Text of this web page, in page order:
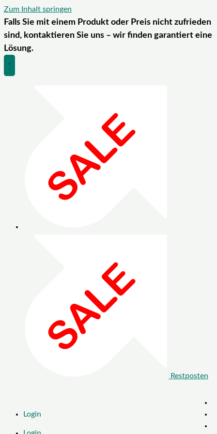
Zum Inhalt springen
Falls Sie mit einem Produkt oder Preis nicht zufrieden
sind, kontaktieren Sie uns – wir finden garantiert eine
Lösung.
Restposten
Login